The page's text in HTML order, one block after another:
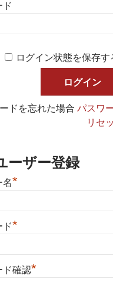
ド
ログイン状態を保存す
ドを忘れた場合パスワ
リセ
ーザー登録
名*
ド*
ド確認*